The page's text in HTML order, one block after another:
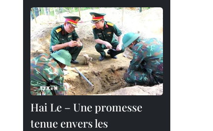
Hai Le – Une promesse
tenue envers les